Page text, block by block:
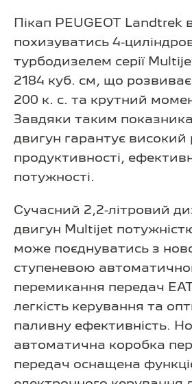
Пікап PEUGEOT Landtrek
похизуватись 4-
турбодизелем серії
2184 куб. см, що розвиває
200 к. с. та крутний
Завдяки таким
двигун гарантує високий
продуктивності,
потужності.
Сучасний 2,2-літровий
двигун Multijet
може поєднуватись з
ступеневою
перемикання передач
легкість керування та
паливну ефективність.
автоматична коробка
передач оснащена